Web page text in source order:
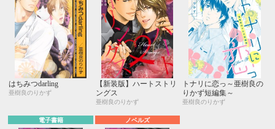
はちみつdarling
亜樹良のりかず
【新装版】ハートストリ
ングス
亜樹良のりかず
トナリに恋っ～亜樹良の
りかず短編集～
亜樹良のりかず
電子書籍 ノベルズ